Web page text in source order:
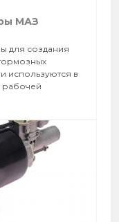
МАЗ
для создания
используются в
рабочей